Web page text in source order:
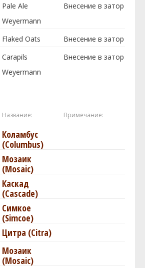
Pale Ale
Weyermann
Внесение в затор
Flaked Oats
Внесение в затор
Carapils
Weyermann
Внесение в затор
Название: Примечание:
Коламбус
(Columbus)
Мозаик
(Mosaic)
Каскад
(Cascade)
Симкое
(Simcoe)
Цитра (Citra)
Мозаик
(Mosaic)